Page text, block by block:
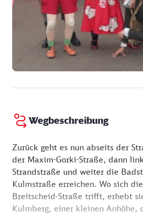
Wegbeschreibung
Zurück geht es nun abseits der
der Maxim-Gorki-Straße, dann
Strandstraße und weiter die
Kulmstraße erreichen. Wo sich
Breitscheid-Straße trifft, erhebt
Kulmberg, einer kleinen Anhöhe,